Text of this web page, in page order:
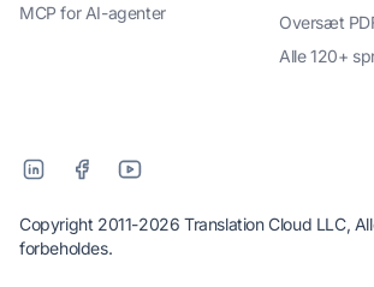
MCP for AI-agenter
Oversæt
Alle 120+
Copyright 2011-2026 Translation Cloud LLC,
forbeholdes.